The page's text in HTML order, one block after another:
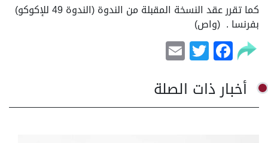
كما تقرر عقد النسخة المقبلة من الندوة (الندوة 49 للإكوكو)
بفرنسا . (واص)
Facebook
Twitter
أخبار ذات الصلة